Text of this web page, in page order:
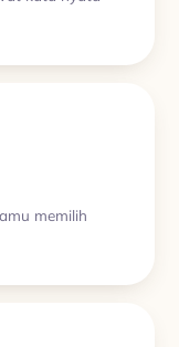
memilih